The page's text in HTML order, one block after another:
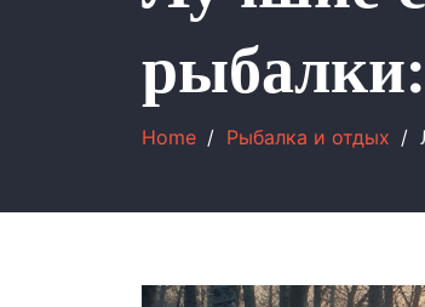
Home Рыбалка и отдых